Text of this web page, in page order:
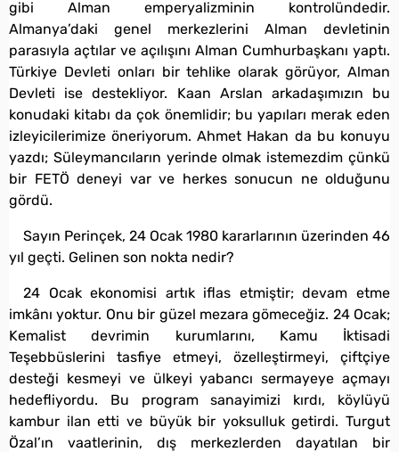
gibi Alman emperyalizminin kontrolündedir.
Almanya’daki genel merkezlerini Alman devletinin
parasıyla açtılar ve açılışını Alman Cumhurbaşkanı yaptı.
Türkiye Devleti onları bir tehlike olarak görüyor, Alman
Devleti ise destekliyor. Kaan Arslan arkadaşımızın bu
konudaki kitabı da çok önemlidir; bu yapıları merak eden
izleyicilerimize öneriyorum. Ahmet Hakan da bu konuyu
yazdı; Süleymancıların yerinde olmak istemezdim çünkü
bir FETÖ deneyi var ve herkes sonucun ne olduğunu
gördü.
Sayın Perinçek, 24 Ocak 1980 kararlarının üzerinden 46
yıl geçti. Gelinen son nokta nedir?
24 Ocak ekonomisi artık iflas etmiştir; devam etme
imkânı yoktur. Onu bir güzel mezara gömeceğiz. 24 Ocak;
Kemalist devrimin kurumlarını, Kamu İktisadi
Teşebbüslerini tasfiye etmeyi, özelleştirmeyi, çiftçiye
desteği kesmeyi ve ülkeyi yabancı sermayeye açmayı
hedefliyordu. Bu program sanayimizi kırdı, köylüyü
kambur ilan etti ve büyük bir yoksulluk getirdi. Turgut
Özal’ın vaatlerinin, dış merkezlerden dayatılan bir